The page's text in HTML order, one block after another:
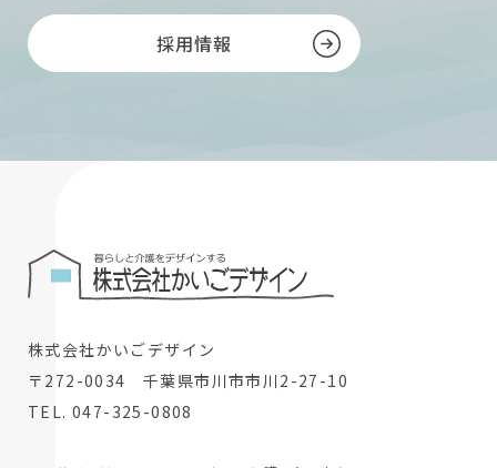
採用情報
株式会社かいごデザイン
〒272-0034 千葉県市川市市川2-27-10
TEL. 047-325-0808